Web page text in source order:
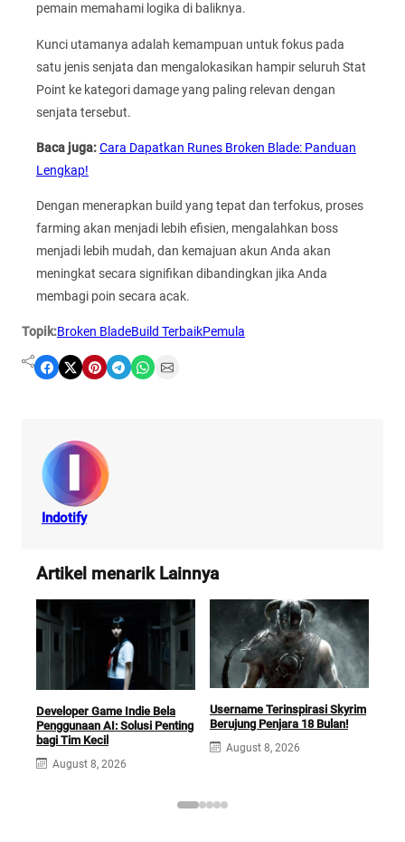
pemain memahami logika di baliknya.
Kunci utamanya adalah kemampuan untuk fokus pada
satu jenis senjata dan mengalokasikan hampir seluruh Stat
Point ke kategori damage yang paling relevan dengan
senjata tersebut.
Baca juga:Cara Dapatkan Runes Broken Blade: Panduan
Lengkap!
Dengan menerapkan build yang tepat dan terfokus, proses
farming akan menjadi lebih efisien, mengalahkan boss
menjadi lebih mudah, dan kemajuan akun Anda akan
meningkat secara signifikan dibandingkan jika Anda
membagi poin secara acak.
Topik:Broken BladeBuild TerbaikPemula
Share on Facebook Share on X Share on Pinterest Share on Telegram Share on WhatsApp Share on Email
Indotify
Artikel menarik Lainnya
Developer Game Indie Bela
Penggunaan AI: Solusi Penting
bagi Tim Kecil
August 8, 2026
Username Terinspirasi Skyrim
Berujung Penjara 18 Bulan!
August 8, 2026